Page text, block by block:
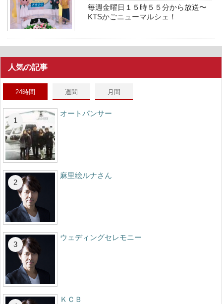
毎週金曜日１５時５５分から放送〜
KTSかごニューマルシェ！
人気の記事
24時間 週間 月間
オートパンサー
麻里絵ルナさん
ウェディングセレモニー
ＫＣＢ